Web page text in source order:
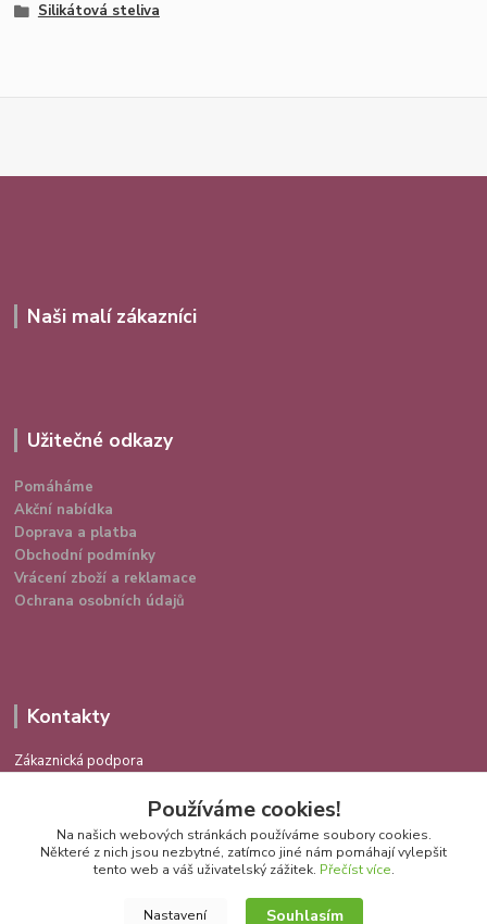
Silikátová steliva
Naši malí zákazníci
Užitečné odkazy
Pomáháme
Akční nabídka
Doprava a platba
Obchodní podmínky
Vrácení zboží a reklamace
Ochrana osobních údajů
Kontakty
Zákaznická podpora
info@spokojenakocka.cz
Používáme cookies!
Na našich webových stránkách používáme soubory cookies.
Některé z nich jsou nezbytné, zatímco jiné nám pomáhají vylepšit
tento web a váš uživatelský zážitek. Přečíst více.
Nastavení Souhlasím